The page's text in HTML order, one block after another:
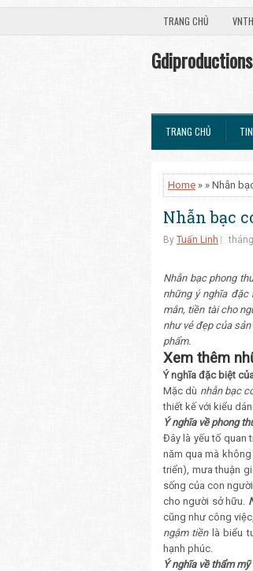
TRANG CHỦ
Gdiproductions
TRANG CHỦ
Home » » Nhẫn
Nhẫn bạc
By Tuấn Linh
Nhẫn bạc phong
những ý nghĩa đặc
mắn, tiền tài cho
như vẻ đẹp của
phẩm.
Xem thêm
Ý nghĩa đặc biệt
Mặc dù nhẫn bạc
thiết kế với kiểu
Ý nghĩa về phong
Đây là yếu tố quan
năm qua mà
triển), mưa thuận
sống của con
cho người sở hữu.
cũng như công
ngậm tiền là biểu
hạnh phúc.
Ý nghĩa về thẩm